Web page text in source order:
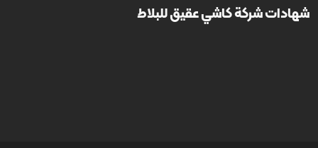
شهادات شركة كاشي عقيق للبلاط